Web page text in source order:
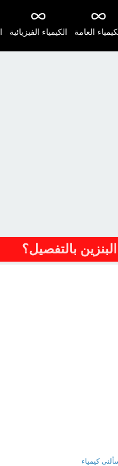
الكيمياء الفيزيائية العامة
بالتفصيل؟
كيمياء